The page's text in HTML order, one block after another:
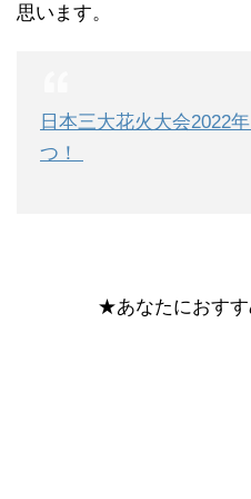
思います。
日本三大花火大会2022
つ！
★あなたにおす